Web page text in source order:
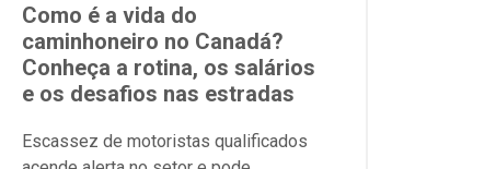
Como é a vida do
caminhoneiro no Canadá?
Conheça a rotina, os salários
e os desafios nas estradas
Escassez de motoristas qualificados